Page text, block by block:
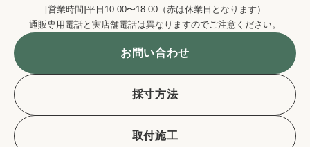
[営業時間]平日10:00〜18:00（赤は休業日となります）
通販専用電話と実店舗電話は異なりますのでご注意ください。
お問い合わせ
採寸方法
取付施工